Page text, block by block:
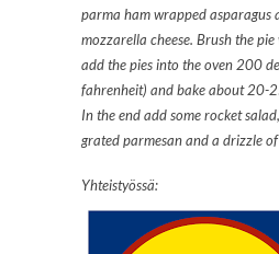
parma ham wrapped asparagus
mozzarella cheese. Brush the
add the pies into the oven 200
fahrenheit) and bake about 20-
In the end add some rocket
grated parmesan and a drizzle
Yhteistyössä: